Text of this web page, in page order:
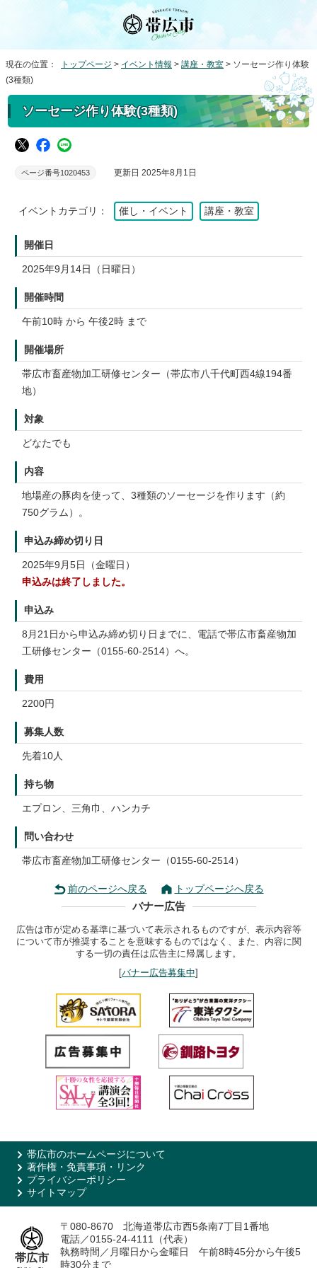
現在の位置： トップページ > イベント情報 > 講座・教室 > ソーセージ作り体験
(3種類)
ソーセージ作り体験(3種類)
ページ番号1020453 更新日 2025年8月1日
イベントカテゴリ： 催し・イベント 講座・教室
開催日
2025年9月14日（日曜日）
開催時間
午前10時 から 午後2時 まで
開催場所
帯広市畜産物加工研修センター（帯広市八千代町西4線194番
地）
対象
どなたでも
内容
地場産の豚肉を使って、3種類のソーセージを作ります（約
750グラム）。
申込み締め切り日
2025年9月5日（金曜日）
申込みは終了しました。
申込み
8月21日から申込み締め切り日までに、電話で帯広市畜産物加
工研修センター（0155-60-2514）へ。
費用
2200円
募集人数
先着10人
持ち物
エプロン、三角巾、ハンカチ
問い合わせ
帯広市畜産物加工研修センター（0155-60-2514）
前のページへ戻る トップページへ戻る
バナー広告
広告は市が定める基準に基づいて表示されるものですが、表示内容等
について市が推奨することを意味するものではなく、また、内容に関
する一切の責任は広告主に帰属します。
[バナー広告募集中]
帯広市のホームページについて
著作権・免責事項・リンク
プライバシーポリシー
サイトマップ
帯広市
〒080-8670 北海道帯広市西5条南7丁目1番地
電話／0155-24-4111（代表）
執務時間／月曜日から金曜日 午前8時45分から午後5
時30分まで